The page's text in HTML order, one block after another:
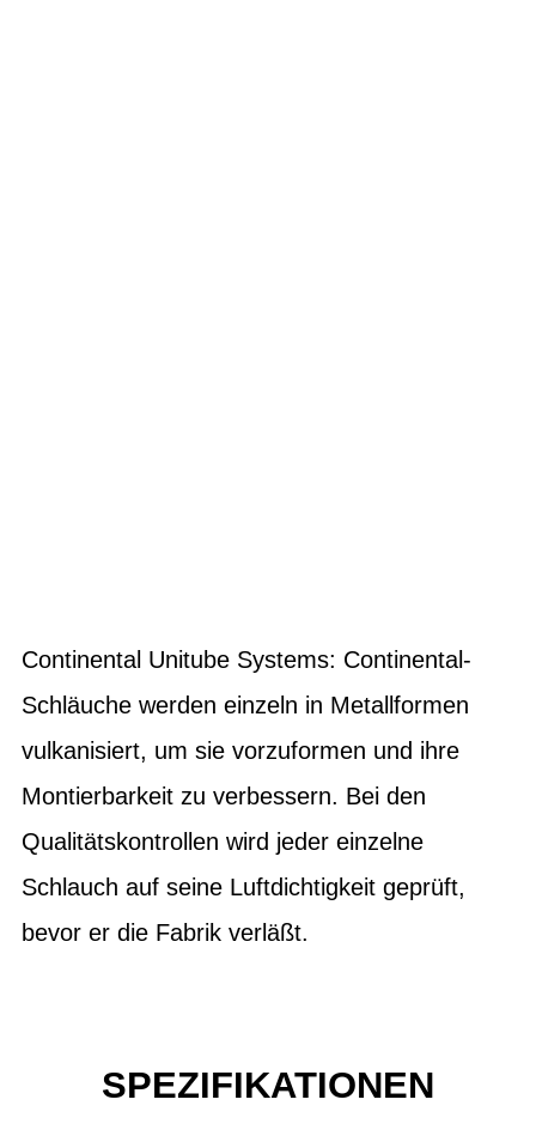
Continental Unitube Systems: Continental-
Schläuche werden einzeln in Metallformen
vulkanisiert, um sie vorzuformen und ihre
Montierbarkeit zu verbessern. Bei den
Qualitätskontrollen wird jeder einzelne
Schlauch auf seine Luftdichtigkeit geprüft,
bevor er die Fabrik verläßt.
SPEZIFIKATIONEN